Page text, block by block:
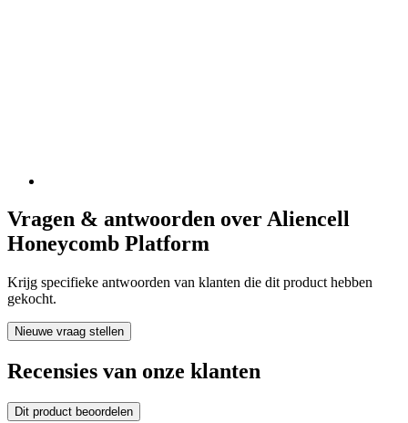
Vragen & antwoorden over Aliencell
Honeycomb Platform
Krijg specifieke antwoorden van klanten die dit product hebben
gekocht.
Nieuwe vraag stellen
Recensies van onze klanten
Dit product beoordelen